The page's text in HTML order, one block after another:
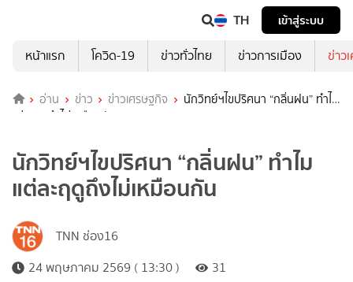
TH
เข้าสู่ระบบ
หน้าแรก
โควิด-19 ข่าวทั่วไทย ข่าวการเมือง ข่าว
อ่าน ข่าว ข่าวเศรษฐกิจ
นักวิทย์ฯไขปริศนา “กลิ่นฝน” ทำไม
แต่ละฤดูถึงไม่เหมือนกัน
นักวิทย์ฯไขปริศนา “กลิ่นฝน” ทำไม
แต่ละฤดูถึงไม่เหมือนกัน
TNN ช่อง16
24 พฤษภาคม 2569 ( 13:30 )
31